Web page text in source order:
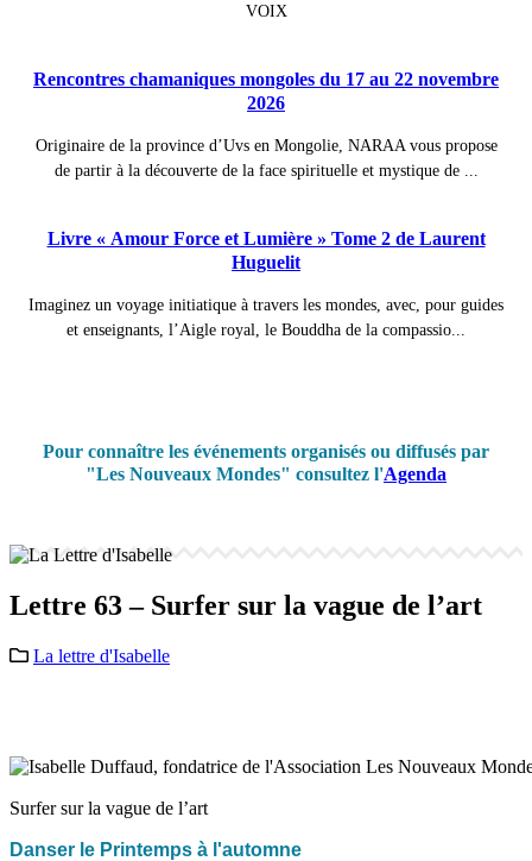
VOIX
Rencontres chamaniques mongoles du 17 au 22 novembre
2026
Originaire de la province d’Uvs en Mongolie, NARAA vous propose
de partir à la découverte de la face spirituelle et mystique de ...
Livre « Amour Force et Lumière » Tome 2 de Laurent
Huguelit
Imaginez un voyage initiatique à travers les mondes, avec, pour guides
et enseignants, l’Aigle royal, le Bouddha de la compassio...
Pour connaître les événements organisés ou diffusés par
"Les Nouveaux Mondes" consultez l'Agenda
Lettre 63 – Surfer sur la vague de l’art
La lettre d'Isabelle
Surfer sur la vague de l’art
Danser le Printemps à l'automne